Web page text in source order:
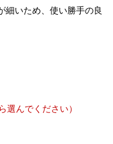
細いため、使い勝手の良
選んでください）